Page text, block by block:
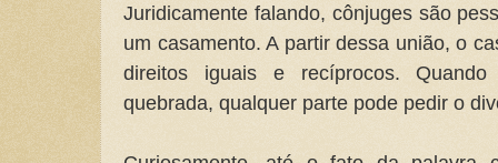
Juridicamente falando, cônjuges são
um casamento. A partir dessa união, o
direitos iguais e recíprocos.
quebrada, qualquer parte pode pedir o